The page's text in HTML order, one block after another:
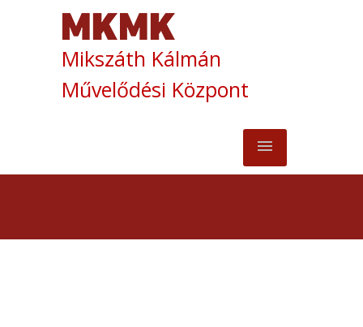
Mikszáth Kálmán
Művelődési Központ